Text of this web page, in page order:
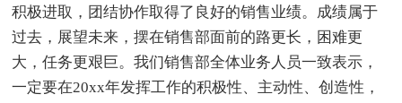
积极进取，团结协作取得了良好的销售业绩。成绩属于
过去，展望未来，摆在销售部面前的路更长，困难更
大，任务更艰巨。我们销售部全体业务人员一致表示，
一定要在20xx年发挥工作的积极性、主动性、创造性，